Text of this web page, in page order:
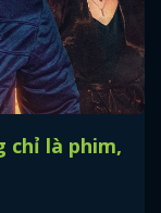
chỉ là phim,